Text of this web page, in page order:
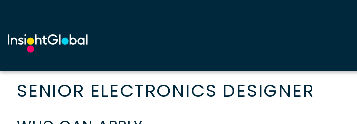
SENIOR ELECTRONICS DESIGNER